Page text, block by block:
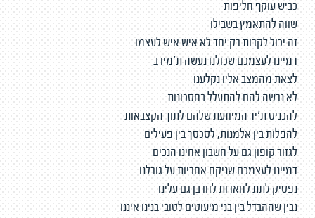
כביש עוקף חליפות
שווה להתאמץ בשבילו
זה יכול לקרות רק יחד לא איש איש לעצמו
דמיינו לעצמכם שכולנו נעשה ת'מירב
לצאת מהמצב אליו נקלענו
לא נרשה להם להתעלל בחסכונות
להכניס ת'יד המיוזעת שלהם לתוך הקצבאות
להפלות בין אלמנות, לסכסך בין פעילים
לגזור קופון גם על חשבון אחינו הנכים
דמיינו לעצמכם שניקח אחריות על גורלנו
נפסיק לתת לחארות לחרבן גם עלינו
נבין שההבדל בין בני מיעוטים לטובי בנינו איננו